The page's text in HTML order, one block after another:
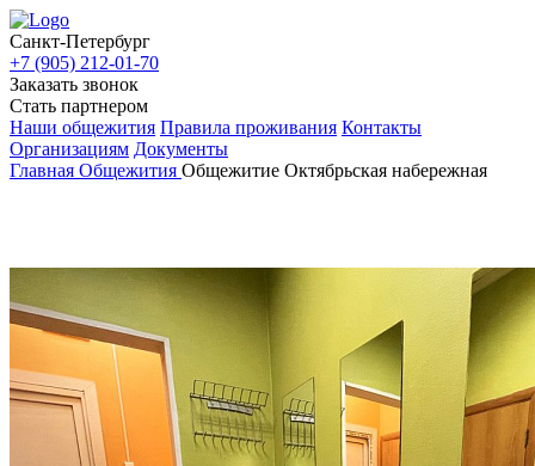
Санкт-Петербург
+7 (905) 212-01-70
Заказать звонок
Стать партнером
Наши общежития Правила проживания Контакты
Организациям Документы
Главная Общежития Общежитие Октябрьская набережная